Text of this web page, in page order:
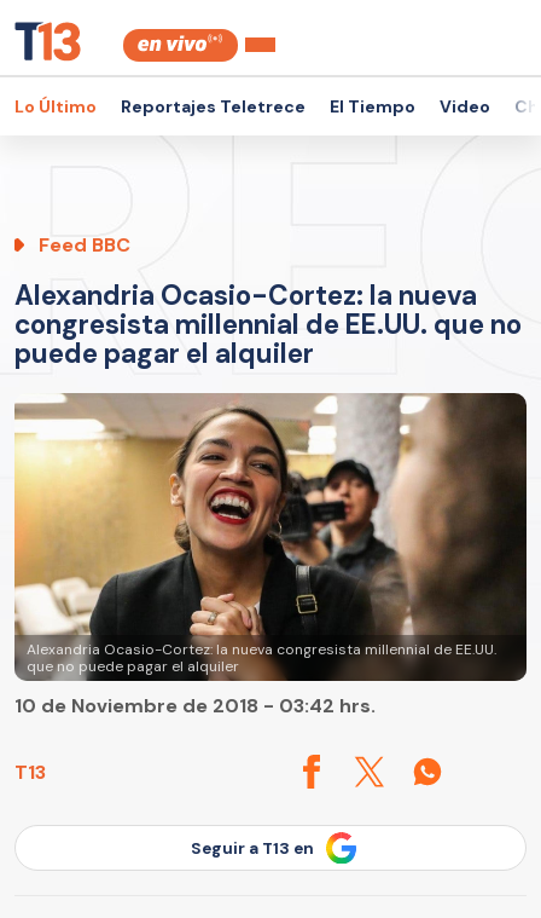
Lo Último Reportajes Teletrece El Tiempo Video
Feed BBC
Alexandria Ocasio-Cortez: la nueva
congresista millennial de EE.UU. que no
puede pagar el alquiler
Alexandria Ocasio-Cortez: la nueva congresista millennial de EE.UU.
que no puede pagar el alquiler
T13
10 de Noviembre de 2018 - 03:42 hrs.
Seguir a T13 en